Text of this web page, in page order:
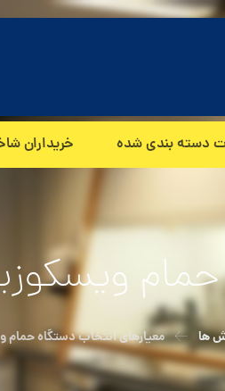
دسته بندی شده خریداران
ها معیارهای انتخاب دستگاه حمام